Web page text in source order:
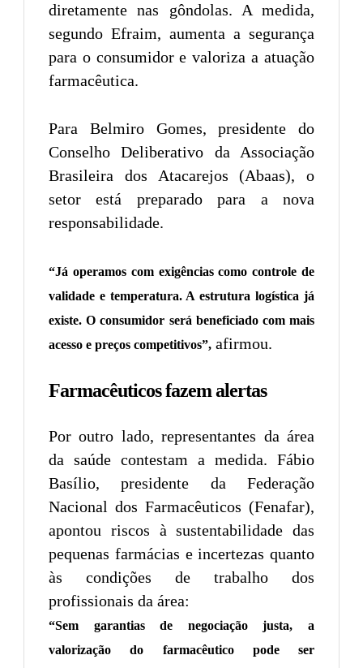
diretamente nas gôndolas. A medida,
segundo Efraim, aumenta a segurança
para o consumidor e valoriza a atuação
farmacêutica.
Para Belmiro Gomes, presidente do
Conselho Deliberativo da Associação
Brasileira dos Atacarejos (Abaas), o
setor está preparado para a nova
responsabilidade.
“Já operamos com exigências como controle de
validade e temperatura. A estrutura logística já
existe. O consumidor será beneficiado com mais
acesso e preços competitivos”, afirmou.
Farmacêuticos fazem alertas
Por outro lado, representantes da área
da saúde contestam a medida. Fábio
Basílio, presidente da Federação
Nacional dos Farmacêuticos (Fenafar),
apontou riscos à sustentabilidade das
pequenas farmácias e incertezas quanto
às condições de trabalho dos
profissionais da área:
“Sem garantias de negociação justa, a
valorização do farmacêutico pode ser